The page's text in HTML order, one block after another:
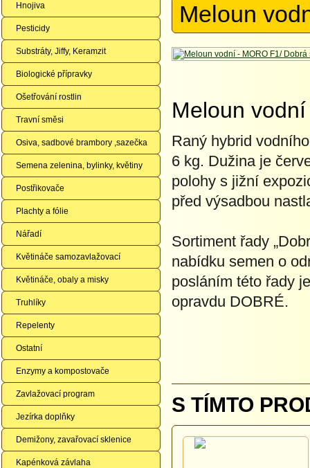
Hnojiva
Pesticidy
Substráty, Jiffy, Keramzit
Biologické přípravky
Ošetřování rostlin
Travní směsi
Osiva, sadbové brambory ,sazečka
Semena zelenina, bylinky, květiny
Postřikovače
Plachty a fólie
Nářadí
Květináče samozavlažovací
Květináče, obaly a misky
Truhlíky
Repelenty
Ostatní
Enzymy a kompostovače
Zavlažovací program
Jezírka doplňky
Demižony, zavařovací sklenice
Kapénková závlaha
Meloun
Meloun
Raný hybrid
6 kg. Dužina je
polohy s jižní
před výsadbou
Sortiment řady
nabídku semen o
posláním této řady
opravdu DOBRÉ.
S TÍMTO